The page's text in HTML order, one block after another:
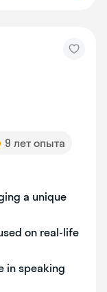
9 лет опыта
a unique
on real-life
in speaking